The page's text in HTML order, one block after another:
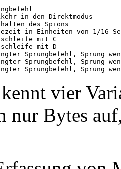
in den Direktmodus
des Spions
in Einheiten von 1/16
mit C
mit D
Sprungbefehl, Sprung
Sprungbefehl, Sprung
vier
nur Bytes